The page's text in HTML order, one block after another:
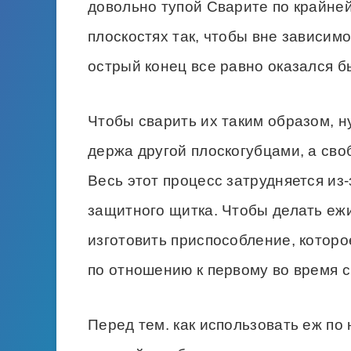
довольно тупой Сварите по
плоскостях так, чтобы вне
острый конец все равно оказался
Чтобы сварить их таким образом,
держа другой плоскогубцами, а
Весь этот процесс затрудняется
защитного щитка. Чтобы делать
изготовить приспособление,
по отношению к первому во время
Перед тем. как использовать еж